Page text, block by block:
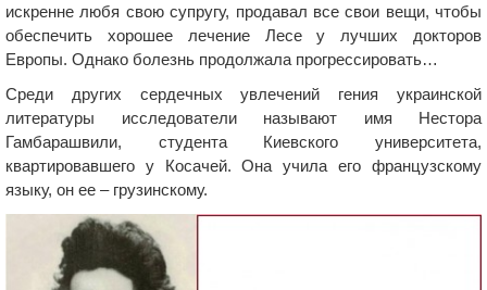
искренне любя свою супругу, продавал все свои вещи, чтобы
обеспечить хорошее лечение Лесе у лучших докторов
Европы. Однако болезнь продолжала прогрессировать…
Среди других сердечных увлечений гения украинской
литературы исследователи называют имя Нестора
Гамбарашвили, студента Киевского университета,
квартировавшего у Косачей. Она учила его французскому
языку, он ее – грузинскому.